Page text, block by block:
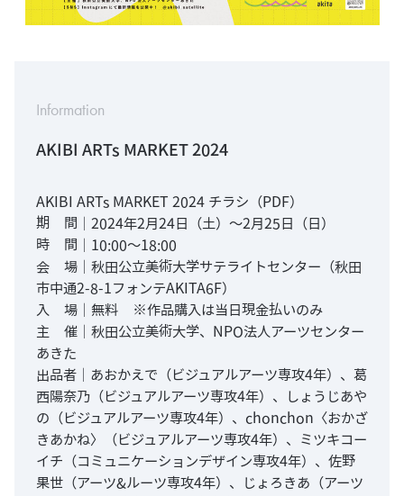
Information
AKIBI ARTs MARKET 2024
AKIBI ARTs MARKET 2024 チラシ（PDF）
期 間｜2024年2月24日（土）～2月25日（日）
時 間｜10:00～18:00
会 場｜秋田公立美術大学サテライトセンター（秋田
市中通2-8-1フォンテAKITA6F）
入 場｜無料 ※作品購入は当日現金払いのみ
主 催｜秋田公立美術大学、NPO法人アーツセンター
あきた
出品者｜あおかえで（ビジュアルアーツ専攻4年）、葛
西陽奈乃（ビジュアルアーツ専攻4年）、しょうじあや
の（ビジュアルアーツ専攻4年）、chonchon〈おかざ
きあかね〉（ビジュアルアーツ専攻4年）、ミツキコー
イチ（コミュニケーションデザイン専攻4年）、佐野
果世（アーツ&ルーツ専攻4年）、じょろきあ（アーツ